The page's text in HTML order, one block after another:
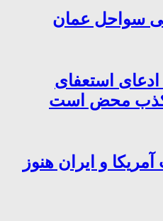
سواحل عمان
استعفای
کذب محض است
و ایران هنوز